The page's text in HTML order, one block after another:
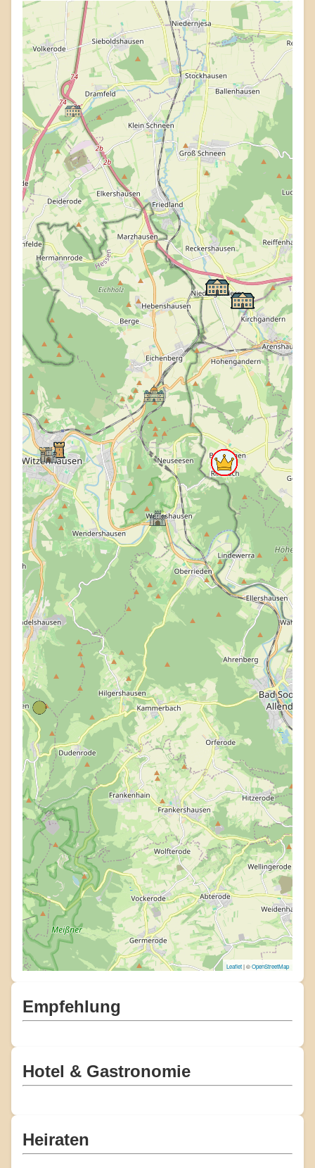
Leaflet| ©OpenStreetMap
Empfehlung
Hotel & Gastronomie
Heiraten